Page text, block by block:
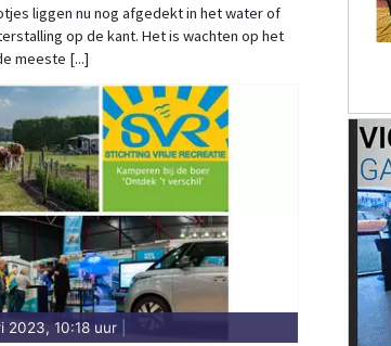
liggen nu nog afgedekt in het water of
op de kant. Het is wachten op het
meeste [...]
2023, 10:18 uur|